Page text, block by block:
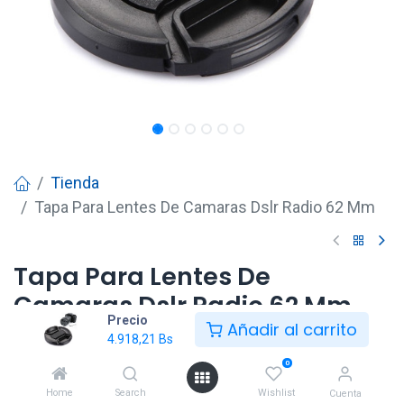
Precio
4.918,21 Bs Añadir al carrito
Home Search
0
Wishlist Cuenta
Tienda
Tapa Para Lentes De Camaras Dslr Radio 62 Mm
Tapa Para Lentes De
Camaras Dslr Radio 62 Mm
4.918,21 Bs